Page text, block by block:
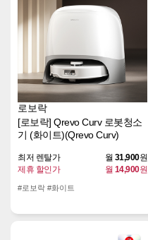
로보락
[로보락] Qrevo Curv 로봇청소
기 (화이트)(Qrevo Curv)
최저 렌탈가 월 31,900원
제휴 할인가
월 14,900원
#로보락 #화이트